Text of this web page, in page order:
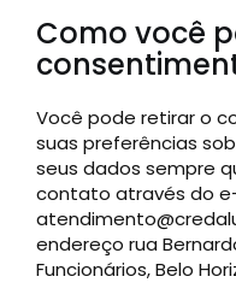
Como você
Você pode retirar o
suas preferências
seus dados sempre
contato através do
endereço rua
Funcionários, Belo